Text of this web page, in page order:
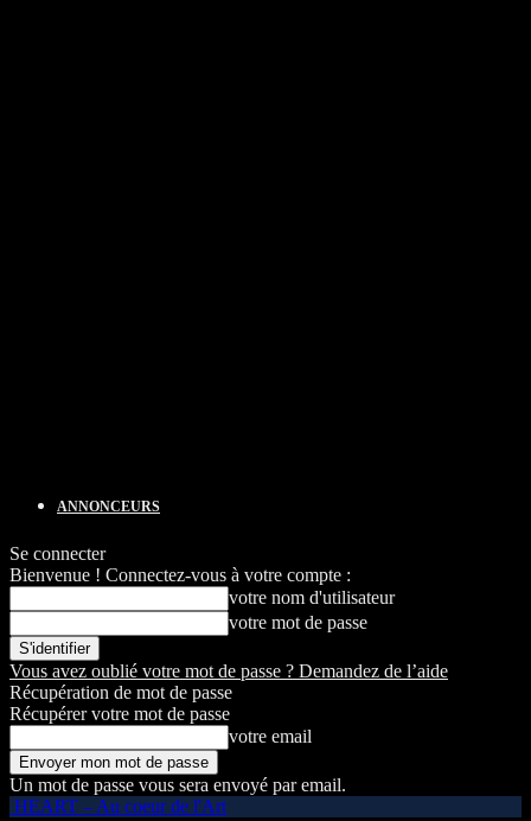
ANNONCEURS
Se connecter
Bienvenue ! Connectez-vous à votre compte :
votre nom d'utilisateur
votre mot de passe
Vous avez oublié votre mot de passe ? Demandez de l’aide
Récupération de mot de passe
Récupérer votre mot de passe
votre email
Un mot de passe vous sera envoyé par email.
HEART – Au coeur de l'Art